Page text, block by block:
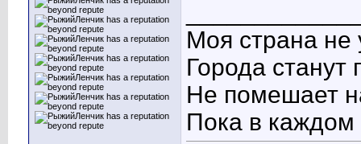
Моя страна не
Города станут
Не помешает
Пока в каждом